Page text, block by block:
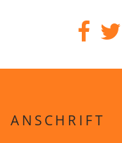
ANSCHRIFT